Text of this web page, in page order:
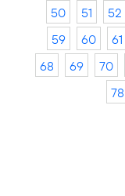
50
51 52
59
60 61
68
69 70
78